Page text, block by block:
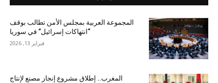
المجموعة العربية بمجلس الأمن تطالب بوقف
“انتهاكات إسرائيل” في سوريا
فبراير 13, 2026
المغرب.. إطلاق مشروع إنجاز مصنع لإنتاج